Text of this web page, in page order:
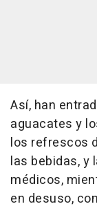
Así, han
aguacates y
los refrescos
las bebidas, y
médicos,
en desuso,